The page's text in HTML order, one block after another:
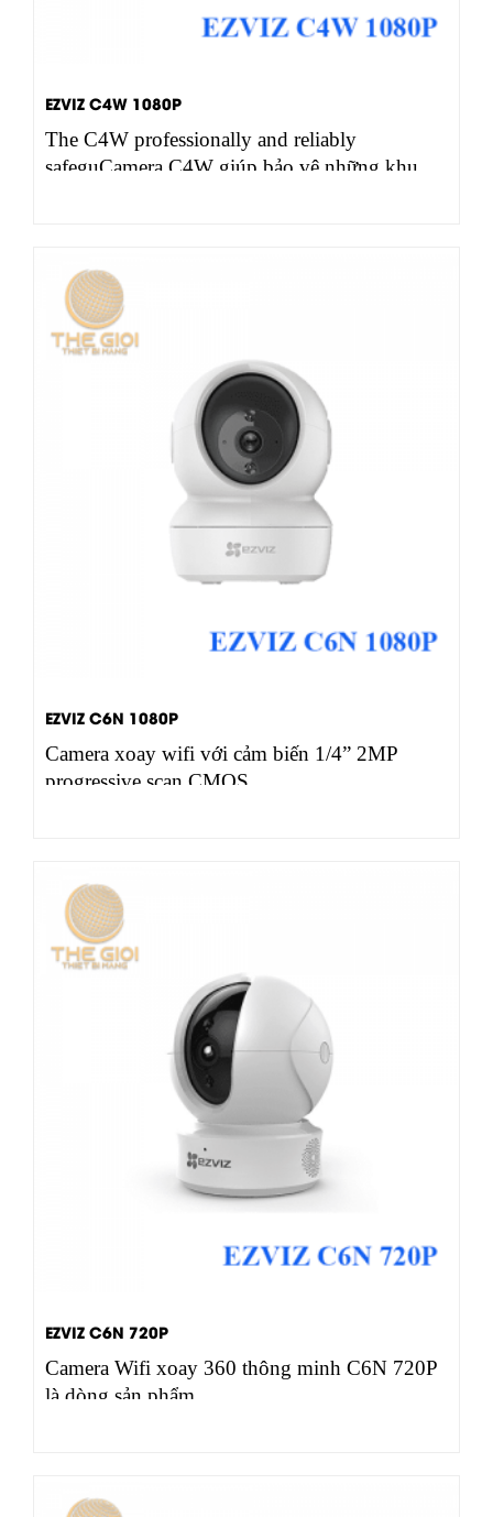
EZVIZ C4W 1080P
The C4W professionally and reliably
safeguCamera C4W giúp bảo vệ những khu…
EZVIZ C6N 1080P
Camera xoay wifi với cảm biến 1/4” 2MP
progressive scan CMOS
EZVIZ C6N 720P
Camera Wifi xoay 360 thông minh C6N 720P
là dòng sản phẩm…